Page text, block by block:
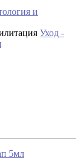
и
Уход -